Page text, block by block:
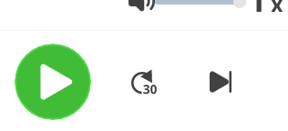
#feliznavidad #navidad2023
#añonuevo2023 #feliz2024
#felizaño2024
#merrychristmas2023
Volumen